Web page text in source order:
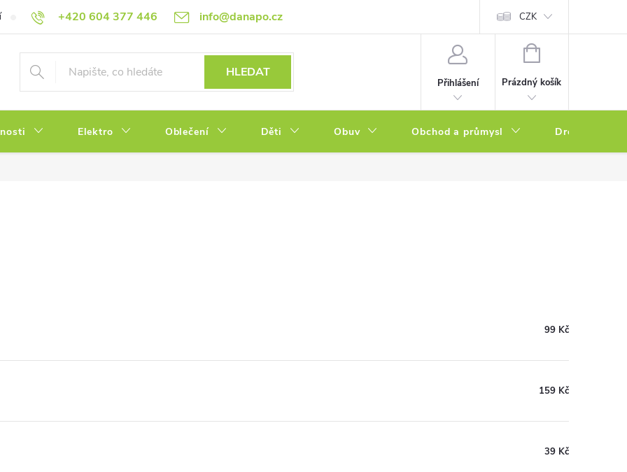
+420 604 377 446 info@danapo.cz
Hodnocení obchodu Obchodní podmínky Reklamace a výměna zboží Podmínky ochrany osobních údajů Soubory cookies
CZK
HLEDAT
Přihlášení
NÁKUPNÍ
Prázdný košík
Elektro Oblečení Děti Obuv Obchod a průmysl Drogerie
99 Kč
159 Kč
39 Kč